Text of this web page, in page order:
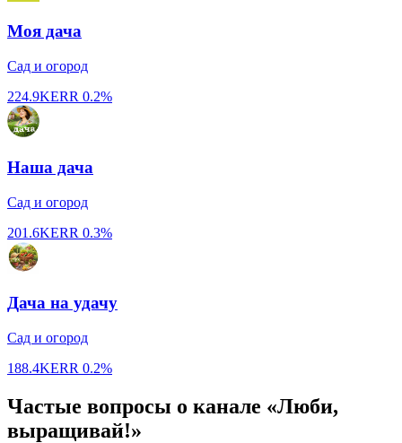
Моя дача
Сад и огород
224.9KERR 0.2%
Наша дача
Сад и огород
201.6KERR 0.3%
Дача на удачу
Сад и огород
188.4KERR 0.2%
Частые вопросы о канале «Люби,
выращивай!»